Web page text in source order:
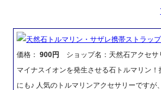
天然石トルマリン・サザレ携帯ストラップ
価格：900円
ショップ名：天然石アクセサ
マイナスイオンを発生させる石トルマリン
にも♪ 人気のトルマリンアクセサリーですが